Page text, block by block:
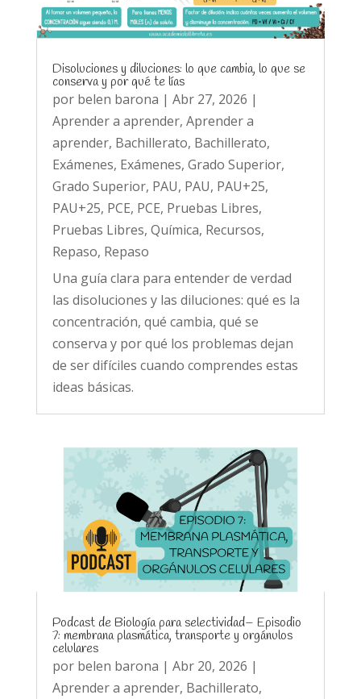
Disoluciones y diluciones: lo que cambia, lo que se
conserva y por qué te lías
por belen barona | Abr 27, 2026 |
Aprender a aprender, Aprender a
aprender, Bachillerato, Bachillerato,
Exámenes, Exámenes, Grado Superior,
Grado Superior, PAU, PAU, PAU+25,
PAU+25, PCE, PCE, Pruebas Libres,
Pruebas Libres, Química, Recursos,
Repaso, Repaso
Una guía clara para entender de verdad
las disoluciones y las diluciones: qué es la
concentración, qué cambia, qué se
conserva y por qué los problemas dejan
de ser difíciles cuando comprendes estas
ideas básicas.
Podcast de Biología para selectividad– Episodio
7: membrana plasmática, transporte y orgánulos
celulares
por belen barona | Abr 20, 2026 |
Aprender a aprender, Bachillerato,